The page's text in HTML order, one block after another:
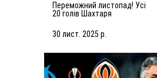
Переможний листопад! Усі
20 голів Шахтаря
30 лист. 2025 р.